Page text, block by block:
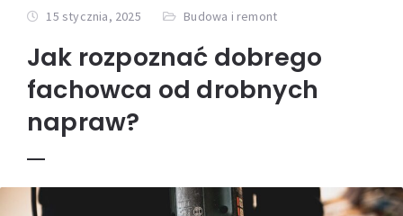
15 stycznia, 2025 Budowa i remont
Jak rozpoznać dobrego
fachowca od drobnych
napraw?